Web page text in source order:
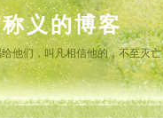
义的博客
他们，叫凡相信他的，不至灭